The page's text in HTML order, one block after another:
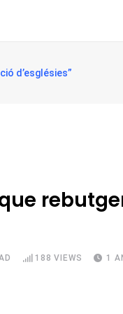
d’esglésies”
188 VIEWS 1